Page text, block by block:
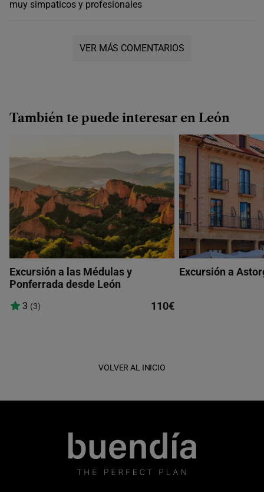
muy simpaticos y profesionales
VER MÁS COMENTARIOS
También te puede interesar en León
Excursión a las Médulas y
Ponferrada desde León
3 (3) 110€
Excursión a
VOLVER AL INICIO